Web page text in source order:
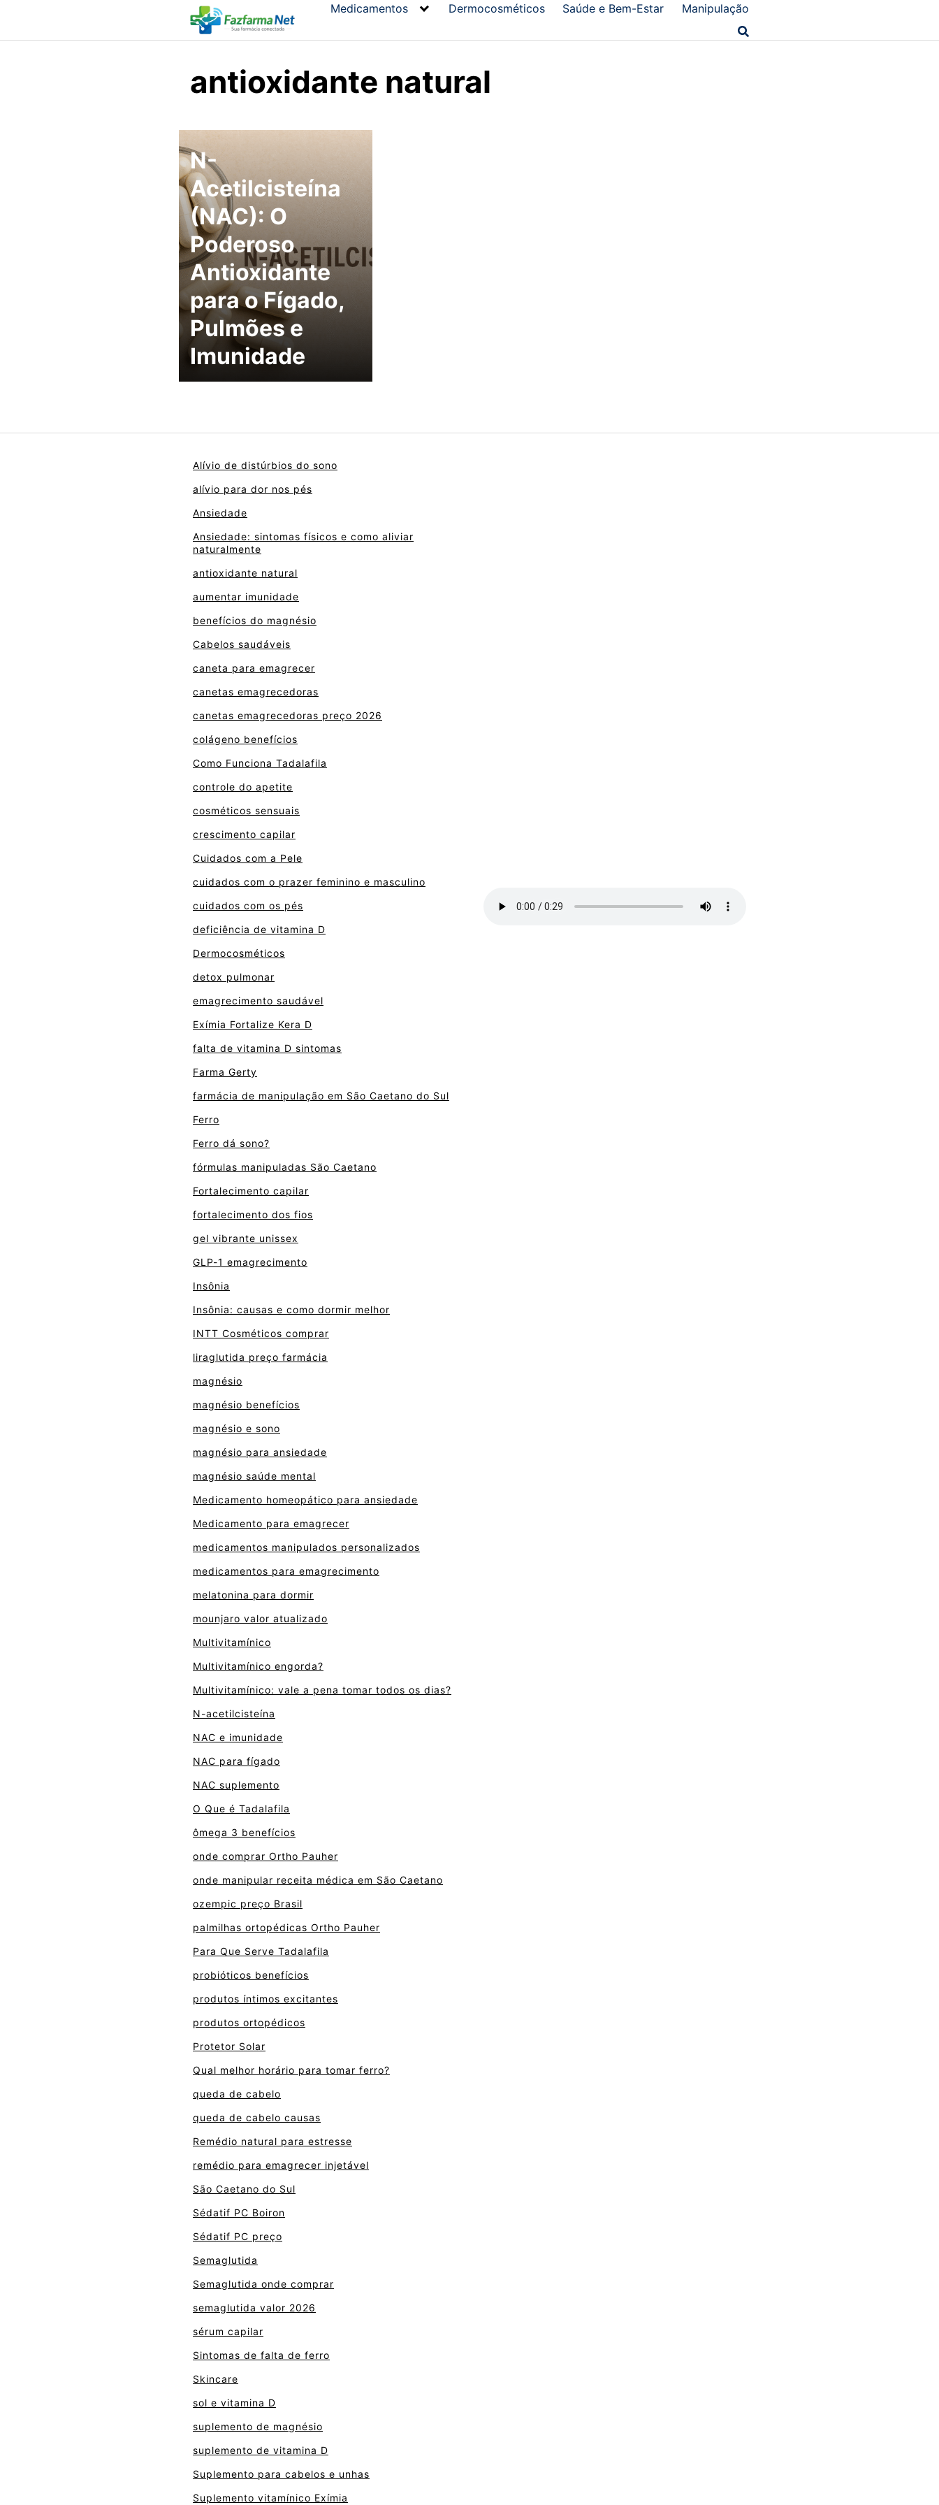
content
Medicamentos Dermocosméticos Saúde e Bem-Estar Manipulação
antioxidante natural
N-
Acetilcisteína
(NAC): O
Poderoso
Antioxidante
para o Fígado,
Pulmões e
Imunidade
Alívio de distúrbios do sono
alívio para dor nos pés
Ansiedade
Ansiedade: sintomas físicos e como aliviar
naturalmente
antioxidante natural
aumentar imunidade
benefícios do magnésio
Cabelos saudáveis
caneta para emagrecer
canetas emagrecedoras
canetas emagrecedoras preço 2026
colágeno benefícios
Como Funciona Tadalafila
controle do apetite
cosméticos sensuais
crescimento capilar
Cuidados com a Pele
cuidados com o prazer feminino e masculino
cuidados com os pés
deficiência de vitamina D
Dermocosméticos
detox pulmonar
emagrecimento saudável
Exímia Fortalize Kera D
falta de vitamina D sintomas
Farma Gerty
farmácia de manipulação em São Caetano do Sul
Ferro
Ferro dá sono?
fórmulas manipuladas São Caetano
Fortalecimento capilar
fortalecimento dos fios
gel vibrante unissex
GLP-1 emagrecimento
Insônia
Insônia: causas e como dormir melhor
INTT Cosméticos comprar
liraglutida preço farmácia
magnésio
magnésio benefícios
magnésio e sono
magnésio para ansiedade
magnésio saúde mental
Medicamento homeopático para ansiedade
Medicamento para emagrecer
medicamentos manipulados personalizados
medicamentos para emagrecimento
melatonina para dormir
mounjaro valor atualizado
Multivitamínico
Multivitamínico engorda?
Multivitamínico: vale a pena tomar todos os dias?
N-acetilcisteína
NAC e imunidade
NAC para fígado
NAC suplemento
O Que é Tadalafila
ômega 3 benefícios
onde comprar Ortho Pauher
onde manipular receita médica em São Caetano
ozempic preço Brasil
palmilhas ortopédicas Ortho Pauher
Para Que Serve Tadalafila
probióticos benefícios
produtos íntimos excitantes
produtos ortopédicos
Protetor Solar
Qual melhor horário para tomar ferro?
queda de cabelo
queda de cabelo causas
Remédio natural para estresse
remédio para emagrecer injetável
São Caetano do Sul
Sédatif PC Boiron
Sédatif PC preço
Semaglutida
Semaglutida onde comprar
semaglutida valor 2026
sérum capilar
Sintomas de falta de ferro
Skincare
sol e vitamina D
suplemento de magnésio
suplemento de vitamina D
Suplemento para cabelos e unhas
Suplemento vitamínico Exímia